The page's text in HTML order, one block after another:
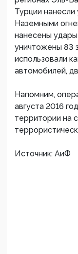
Турции
Наземными
нанесены
уничтожены 83
использовали
автомобилей,
Напомним,
августа 2016
территории на
Источник: АиФ